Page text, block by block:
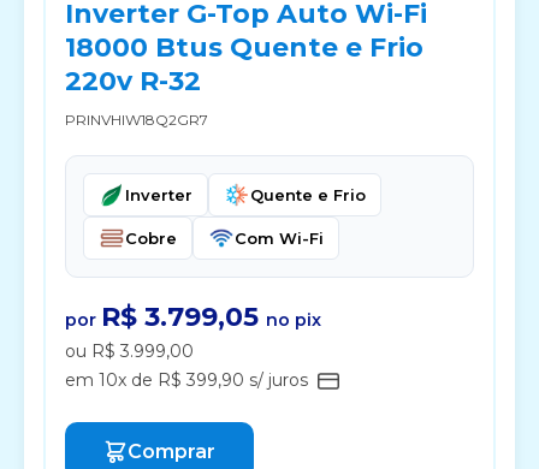
Inverter G-Top Auto Wi-Fi
18000 Btus Quente e Frio
220v R-32
PRINVHIW18Q2GR7
Inverter Quente e Frio
Cobre Com Wi-Fi
por R$ 3.799,05 no pix
ou R$ 3.999,00
em 10x de R$ 399,90 s/ juros
Comprar